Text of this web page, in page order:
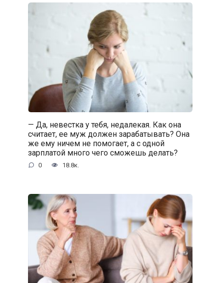
— Да, невестка у тебя, недалекая. Как она
считает, ее муж должен зарабатывать? Она
же ему ничем не помогает, а с одной
зарплатой много чего сможешь делать?
0 18.8к.